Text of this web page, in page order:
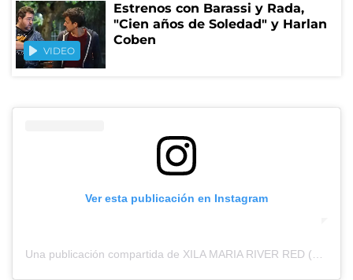
VIDEO
Estrenos con Barassi y Rada,
"Cien años de Soledad" y Harlan
Coben
Ver esta publicación en Instagram